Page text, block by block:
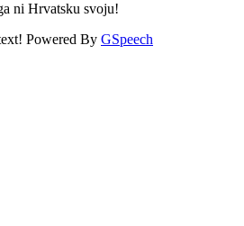
ni Hrvatsku svoju!
Powered By GSpeech